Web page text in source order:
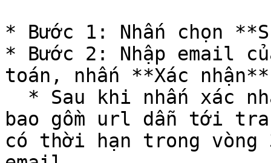
* Bước 1: Nhấn chọn
* Bước 2: Nhập email
toán, nhấn **Xác nhận**
bao gồm url dẫn tới
có thời hạn trong vòng